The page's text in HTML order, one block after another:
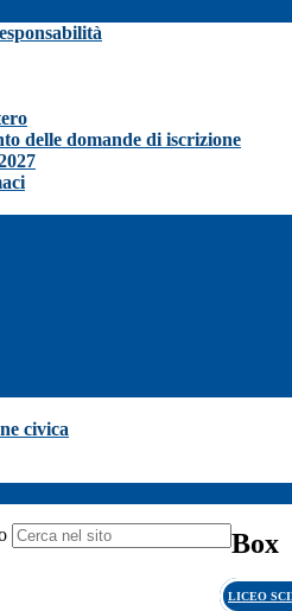
delle domande di iscrizione
civica
Box
LICEO